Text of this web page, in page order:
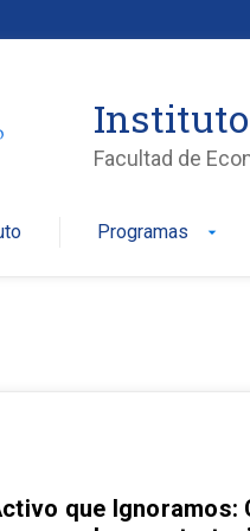
Facultad de
Programas arrow_drop_down
que